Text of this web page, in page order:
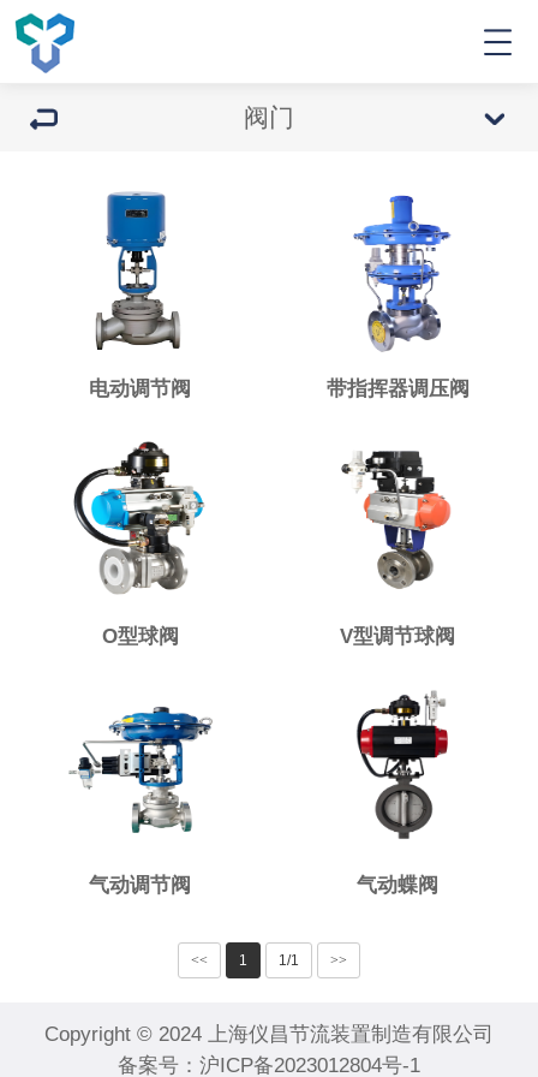
阀门
电动调节阀 带指挥器调压阀
O型球阀 V型调节球阀
气动调节阀 气动蝶阀
<< 1 1/1 >>
Copyright © 2024 上海仪昌节流装置制造有限公司
备案号： 沪ICP备2023012804号-1